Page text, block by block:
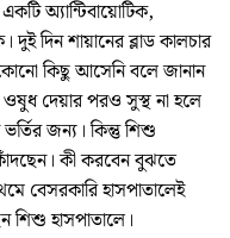
অ্যান্টিবায়োটিক,
দিন শায়ানের ব্লাড কালচার
কিছু আসেনি বলে জানান
দেয়ার পরও সুস্থ না হলে
জন্য। কিন্তু শিশু
কী করবেন বুঝতে
বেসরকারি হাসপাতালেই
শিশু হাসপাতালে।